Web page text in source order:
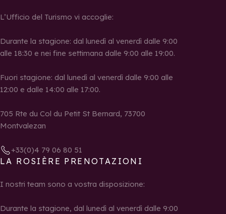
L’Ufficio del Turismo vi accoglie:
Durante la stagione: dal lunedì al venerdì dalle 9:00
alle 18:30 e nei fine settimana dalle 9:00 alle 19:00.
Fuori stagione: dal lunedì al venerdì dalle 9:00 alle
12:00 e dalle 14:00 alle 17:00.
705 Rte du Col du Petit St Bernard, 73700
Montvalezan
+33(0)4 79 06 80 51
LA ROSIÈRE PRENOTAZIONI
I nostri team sono a vostra disposizione:
Durante la stagione, dal lunedì al venerdì dalle 9:00